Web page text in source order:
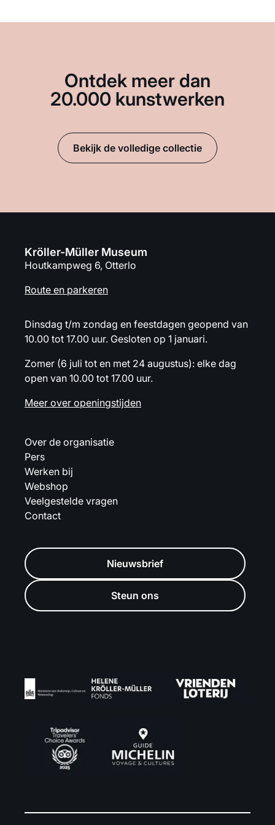
Ontdek meer dan
20.000 kunstwerken
Bekijk de volledige collectie
Kröller-Müller Museum
Houtkampweg 6, Otterlo
Route en parkeren
Dinsdag t/m zondag en feestdagen geopend van
10.00 tot 17.00 uur. Gesloten op 1 januari.
Zomer (6 juli tot en met 24 augustus): elke dag
open van 10.00 tot 17.00 uur.
Meer over openingstijden
Over de organisatie
Pers
Werken bij
Webshop
Veelgestelde vragen
Contact
Nieuwsbrief
Steun ons